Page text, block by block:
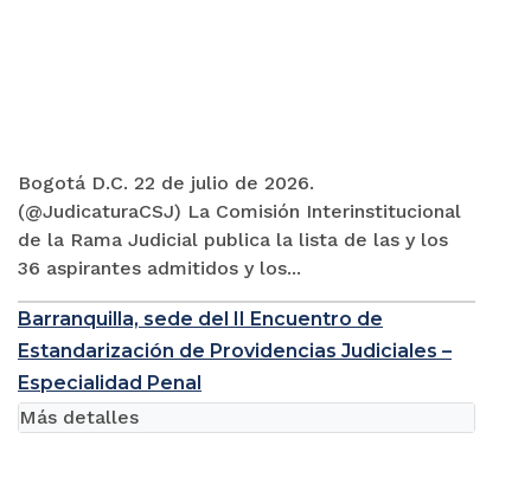
Bogotá D.C. 22 de julio de 2026.
(@JudicaturaCSJ) La Comisión Interinstitucional
de la Rama Judicial publica la lista de las y los
36 aspirantes admitidos y los...
Barranquilla, sede del II Encuentro de
Estandarización de Providencias Judiciales –
Especialidad Penal
Más detalles